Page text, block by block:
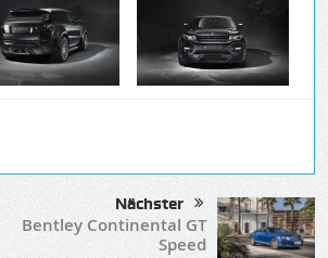
Nächster
Bentley Continental GT
Speed